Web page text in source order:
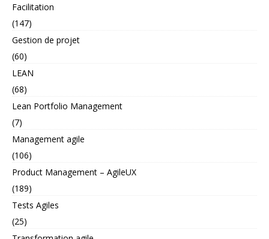
Facilitation
(147)
Gestion de projet
(60)
LEAN
(68)
Lean Portfolio Management
(7)
Management agile
(106)
Product Management – AgileUX
(189)
Tests Agiles
(25)